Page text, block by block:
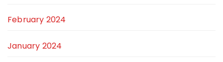
February 2024
January 2024